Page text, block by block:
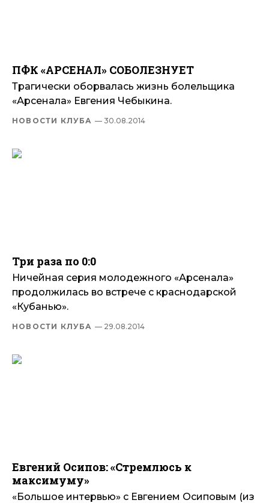
ПФК «АРСЕНАЛ» СОБОЛЕЗНУЕТ
Трагически оборвалась жизнь болельщика
«Арсенала» Евгения Чебыкина.
НОВОСТИ КЛУБА — 30.08.2014
Три раза по 0:0
Ничейная серия молодежного «Арсенала»
продолжилась во встрече с краснодарской
«Кубанью».
НОВОСТИ КЛУБА — 29.08.2014
Евгений Осипов: «Стремлюсь к
максимуму»
«Большое интервью» с Евгением Осиповым (из